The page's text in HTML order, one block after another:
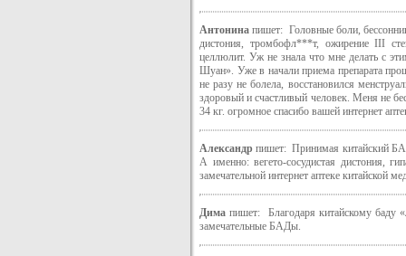
Антонина пишет: Головные боли,
дистония, тромбофл***т, ожирение III
целлюлит. Уж не знала что мне делать с
Шуан». Уже в начали приема препарата
не разу не болела, восстановился
здоровый и счастливый человек. Меня не
34 кг. огромное спасибо вашей интернет
Александр пишет: Принимая китайский
А именно: вегето-сосудистая дистония,
замечательной интернет аптеке китайской
Дима пишет: Благодаря китайскому баду
замечательные БАДы.